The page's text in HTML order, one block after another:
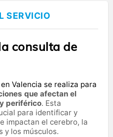
SERVICIO
consulta de
Valencia se realiza para
que afectan el
periférico. Esta
para identificar y
impactan el cerebro, la
y los músculos.